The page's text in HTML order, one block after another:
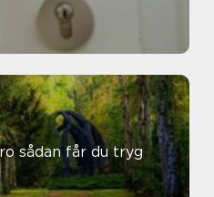
tryg